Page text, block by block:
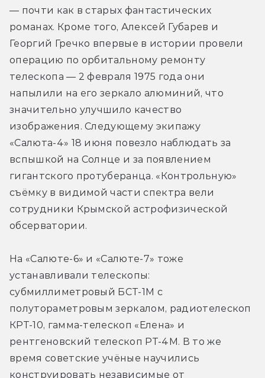
— почти как в старых фантастических
романах. Кроме того, Алексей Губарев и
Георгий Гречко впервые в истории провели
операцию по орбитальному ремонту
телескопа — 2 февраля 1975 года они
напылили на его зеркало алюминий, что
значительно улучшило качество
изображения. Следующему экипажу
«Салюта-4» 18 июня повезло наблюдать за
вспышкой на Солнце и за появлением
гигантского протуберанца. «Контрольную»
съёмку в видимой части спектра вели
сотрудники Крымской астрофизической
обсерватории.
На «Салюте-6» и «Салюте-7» тоже
устанавливали телескопы:
субмиллиметровый БСТ-1М с
полутораметровым зеркалом, радиотелескоп
КРТ-10, гамма-телескоп «Елена» и
рентгеновский телескоп РТ-4М. В то же
время советские учёные научились
конструировать независимые от